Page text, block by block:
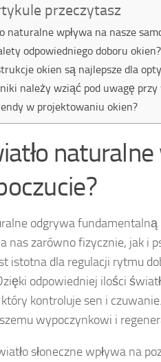
przeczytasz
naturalne wpływa na nasze
odpowiedniego doboru okien?
okien są najlepsze dla
należy wziąć pod uwagę
w projektowaniu okien?
odgrywa
nas zarówno fizycznie, jak i
istotna dla regulacji rytmu
odpowiedniej ilości
który kontroluje sen i
wypoczynkowi i
słoneczne wpływa na